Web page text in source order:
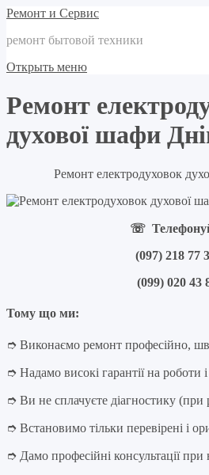
Ремонт и Сервис
ремонт бытовой техники
Открыть меню
Ремонт
духової шафи
Ремонт електродуховок
☏
(097) 218 77
(099) 020 43
Тому що ми:
➮ Виконаємо ремонт професійно,
➮ Надамо високі гарантії на роботи і
➮ Ви не сплачуєте діагностику (при
➮ Встановимо тільки перевірені і
➮ Дамо професійні консультації при